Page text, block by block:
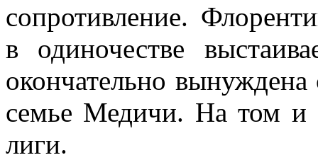
сопротивление.
в одиночестве
окончательно вынуждена
семье Медичи. На том и
лиги.